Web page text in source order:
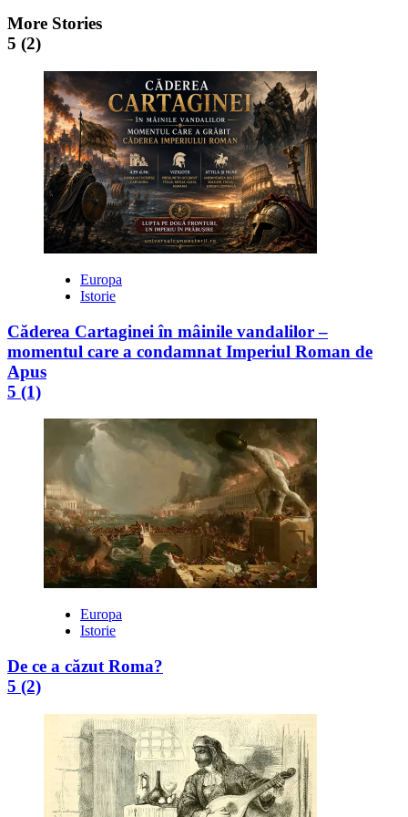
More Stories
5 (2)
Europa
Istorie
Căderea Cartaginei în mâinile vandalilor –
momentul care a condamnat Imperiul Roman de
Apus
5 (1)
Europa
Istorie
De ce a căzut Roma?
5 (2)